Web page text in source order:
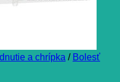
a chrípka / Bolesť